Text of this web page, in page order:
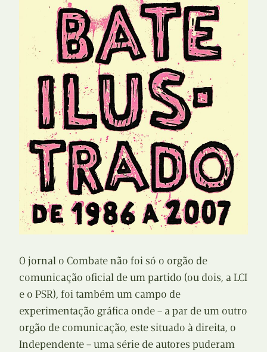
O jornal o Combate não foi só o orgão de
comunicação oficial de um partido (ou dois, a LCI
e o PSR), foi também um campo de
experimentação gráfica onde – a par de um outro
orgão de comunicação, este situado à direita, o
Independente – uma série de autores puderam